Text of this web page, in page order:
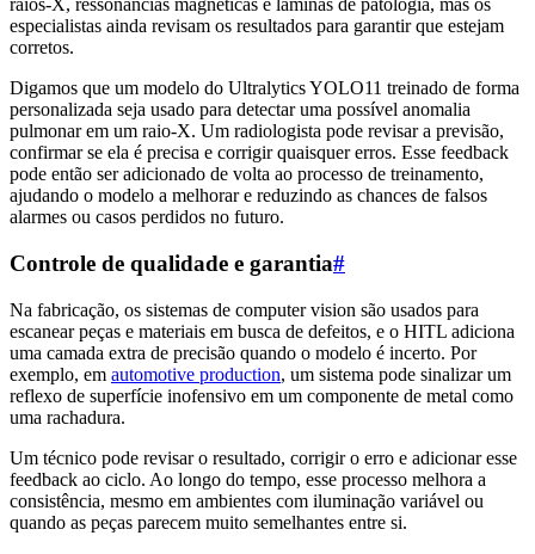
raios-X, ressonâncias magnéticas e lâminas de patologia, mas os
especialistas ainda revisam os resultados para garantir que estejam
corretos.
Digamos que um modelo do Ultralytics YOLO11 treinado de forma
personalizada seja usado para detectar uma possível anomalia
pulmonar em um raio-X. Um radiologista pode revisar a previsão,
confirmar se ela é precisa e corrigir quaisquer erros. Esse feedback
pode então ser adicionado de volta ao processo de treinamento,
ajudando o modelo a melhorar e reduzindo as chances de falsos
alarmes ou casos perdidos no futuro.
Controle de qualidade e garantia#
Na fabricação, os sistemas de computer vision são usados para
escanear peças e materiais em busca de defeitos, e o HITL adiciona
uma camada extra de precisão quando o modelo é incerto. Por
exemplo, em automotive production, um sistema pode sinalizar um
reflexo de superfície inofensivo em um componente de metal como
uma rachadura.
Um técnico pode revisar o resultado, corrigir o erro e adicionar esse
feedback ao ciclo. Ao longo do tempo, esse processo melhora a
consistência, mesmo em ambientes com iluminação variável ou
quando as peças parecem muito semelhantes entre si.